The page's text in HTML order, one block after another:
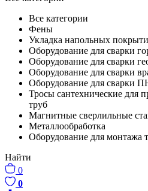
Все категории
Фены
Укладка напольных
Оборудование для сварки
Оборудование для сварки
Оборудование для сварки
Оборудование для сварки
Тросы сантехнические для
труб
Магнитные сверлильные
Металлообработка
Оборудование для монтажа
Найти
0
0